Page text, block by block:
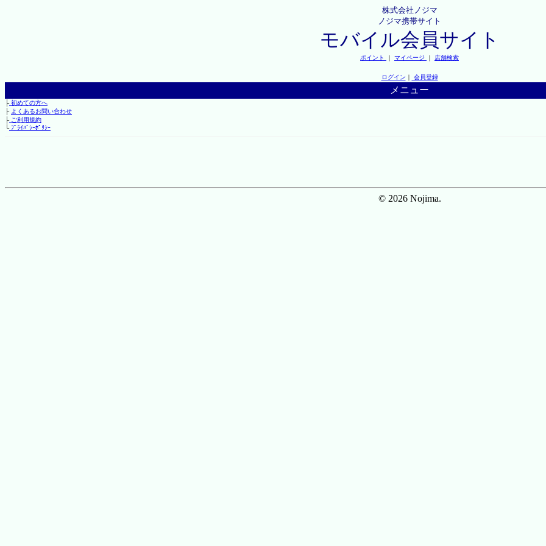
株式会社ノジマ
ノジマ携帯サイト
モバイル会員サイト
ポイント ｜ マイページ ｜ 店舗検索
ログイン ｜ 会員登録
メニュー
├初めての方へ
├ よくあるお問い合わせ
├ご利用規約
└ﾌﾟﾗｲﾊﾞｼｰﾎﾟﾘｼｰ
© 2026 Nojima.